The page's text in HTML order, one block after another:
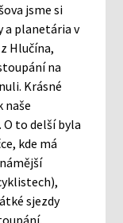
jsme si
a planetária v
Hlučína,
na
Krásné
naše
to delší byla
kde má
sjezdy